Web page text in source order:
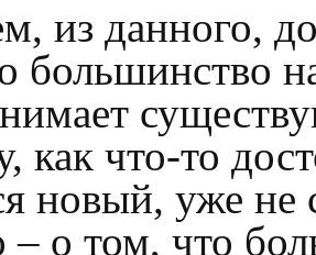
из данного,
большинство
как что-то
новый, уже
о том, что